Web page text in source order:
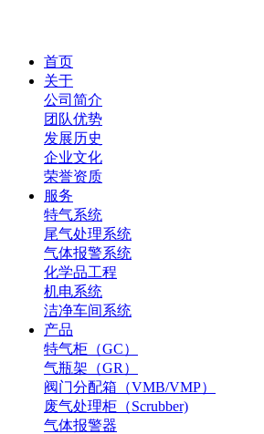
首页
关于
公司简介
团队优势
发展历史
企业文化
荣誉资质
服务
特气系统
尾气处理系统
气体报警系统
化学品工程
机电系统
洁净车间系统
产品
特气柜（GC）
气瓶架（GR）
阀门分配箱（VMB/VMP）
废气处理柜（Scrubber)
气体报警器